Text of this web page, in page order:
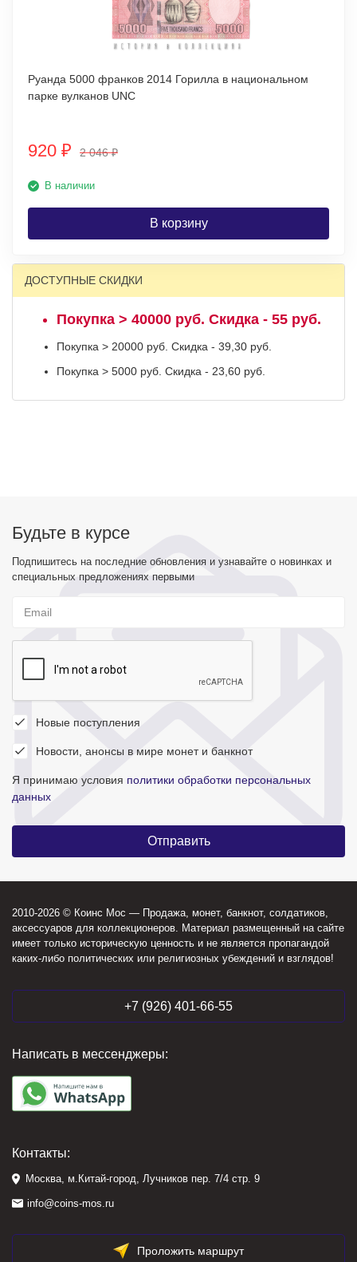
Руанда 5000 франков 2014 Горилла в национальном
парке вулканов UNC
920 ₽ 2 046₽
В наличии
В корзину
ДОСТУПНЫЕ СКИДКИ
Покупка > 40000 руб. Скидка - 55 руб.
Покупка > 20000 руб. Скидка - 39,30 руб.
Покупка > 5000 руб. Скидка - 23,60 руб.
Будьте в курсе
Подпишитесь на последние обновления и узнавайте о новинках и
специальных предложениях первыми
Новые поступления
Новости, анонсы в мире монет и банкнот
Я принимаю условия политики обработки персональных
данных
2010-2026 © Коинс Мос — Продажа, монет, банкнот, солдатиков,
аксессуаров для коллекционеров. Материал размещенный на сайте
имеет только историческую ценность и не является пропагандой
каких-либо политических или религиозных убеждений и взглядов!
+7 (926) 401-66-55
Написать в мессенджеры:
Контакты:
Москва, м.Китай-город, Лучников пер. 7/4 стр. 9
info@coins-mos.ru
Проложить маршрут